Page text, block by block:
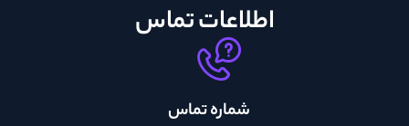
اطلاعات تماس
شماره تماس